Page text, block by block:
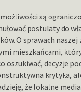
są
postulaty do
O sprawach naszej
mieszkańcami,
decyzje
krytyka,
że lokalne